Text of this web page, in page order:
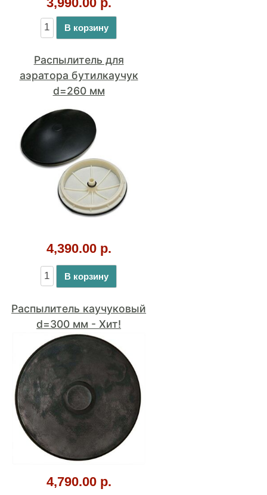
d=260 мм
4,390.00 р.
В корзину
Распылитель каучуковый
d=300 мм - Хит!
4,790.00 р.
В корзину
Распылитель для
компрессора - трубка